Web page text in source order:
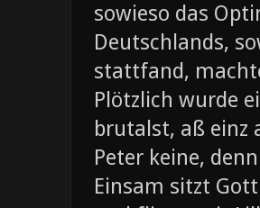
sowieso das
Deutschlands,
stattfand,
Plötzlich wurde
brutalst, aß einz
Peter keine,
Einsam sitzt